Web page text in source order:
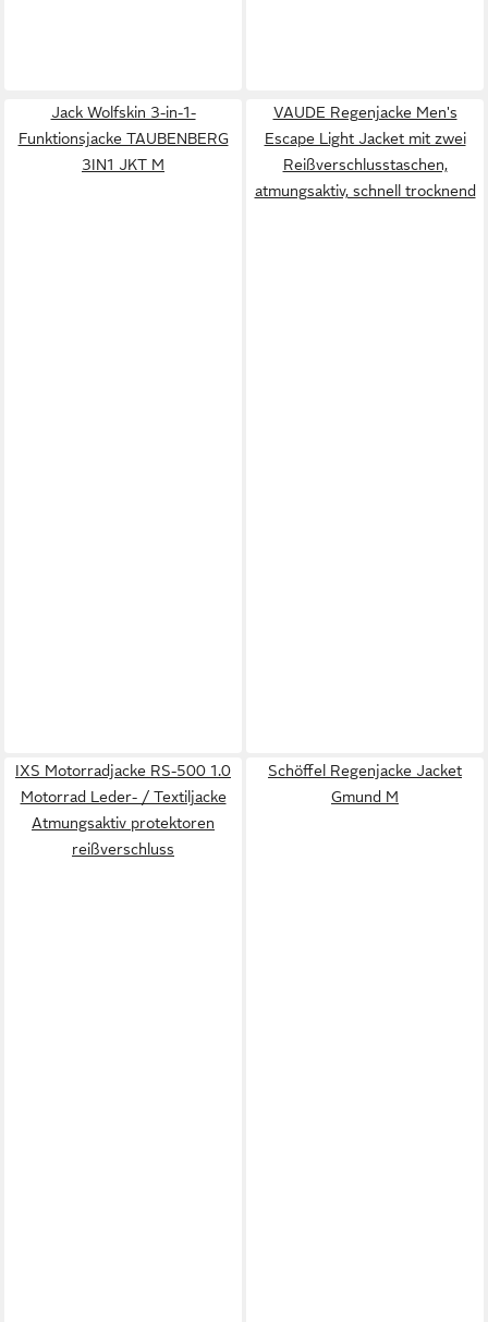
Jack Wolfskin 3-in-1-
Funktionsjacke TAUBENBERG
3IN1 JKT M
VAUDE Regenjacke Men's
Escape Light Jacket mit zwei
Reißverschlusstaschen,
atmungsaktiv, schnell trocknend
IXS Motorradjacke RS-500 1.0
Motorrad Leder- / Textiljacke
Atmungsaktiv protektoren
reißverschluss
Schöffel Regenjacke Jacket
Gmund M